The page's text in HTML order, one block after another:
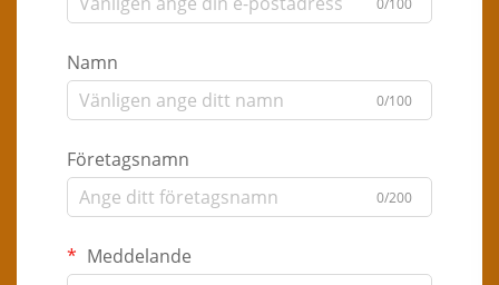
0/100
Namn
0/100
Företagsnamn
0/200
Meddelande